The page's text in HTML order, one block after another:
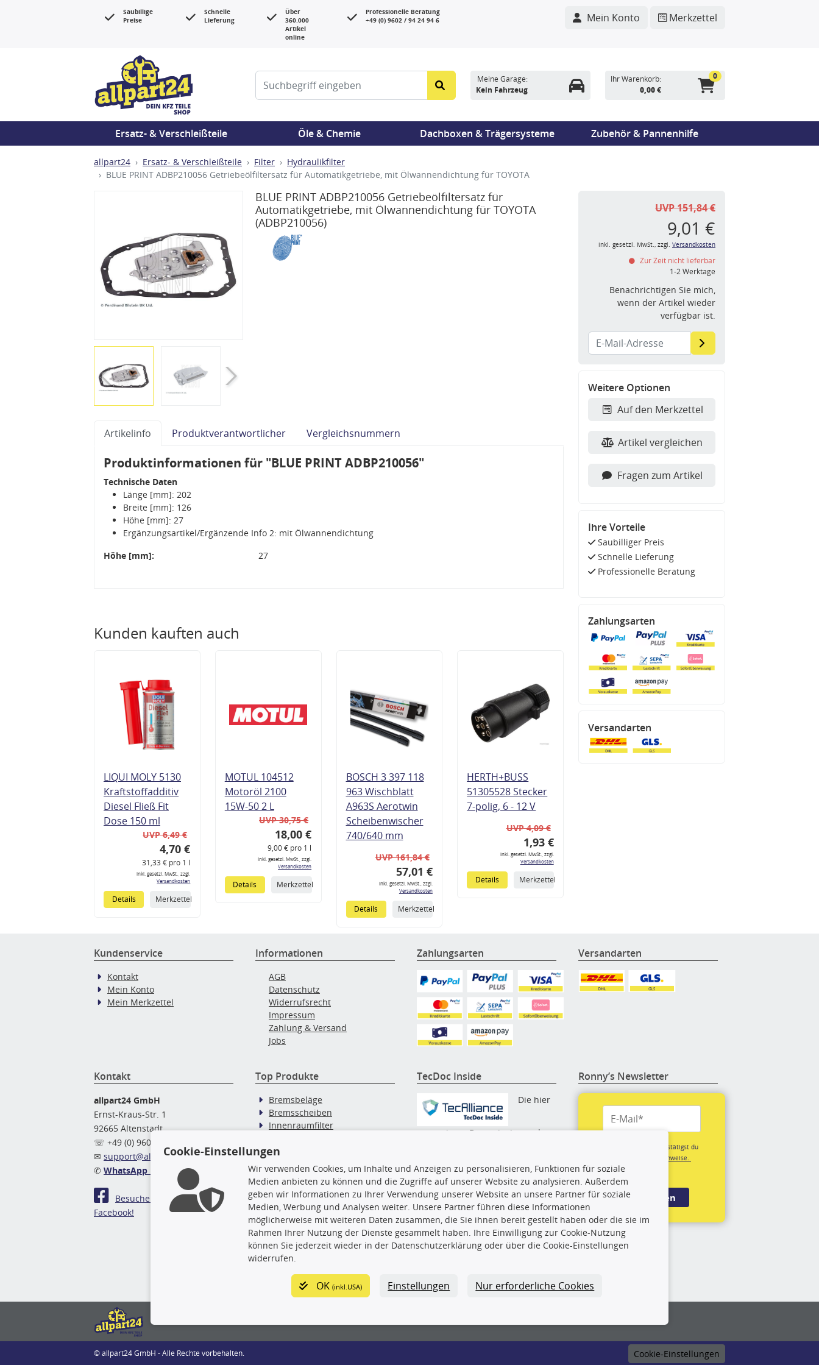
Saubillige
Preise
Schnelle
Lieferung
Über
360.000
Artikel
online
Professionelle Beratung
+49 (0) 9602 / 94 24 94 6
Mein Konto Merkzettel
Meine Garage:
Kein Fahrzeug
Ihr Warenkorb:
0,00 €
0
Ersatz- & Verschleißteile Öle & Chemie Dachboxen & Trägersysteme Zubehör & Pannenhilfe
allpart24 Ersatz- & Verschleißteile Filter
Hydraulikfilter
BLUE PRINT ADBP210056 Getriebeölfiltersatz für Automatikgetriebe, mit Ölwannendichtung für TOYOTA
BLUE PRINT ADBP210056 Getriebeölfiltersatz für
Automatikgetriebe, mit Ölwannendichtung für TOYOTA
(ADBP210056)
Artikelinfo Produktverantwortlicher Vergleichsnummern
Produktinformationen für "BLUE PRINT ADBP210056"
Technische Daten
Länge [mm]: 202
Breite [mm]: 126
Höhe [mm]: 27
Ergänzungsartikel/Ergänzende Info 2: mit Ölwannendichtung
Höhe [mm]:
27
Kunden kauften auch
LIQUI MOLY 5130
Kraftstoffadditiv
Diesel Fließ Fit
Dose 150 ml
UVP 6,49 €
4,70 €
31,33 € pro 1 l
inkl. gesetzl. MwSt., zzgl.
Versandkosten
Details Merkzettel
MOTUL 104512
Motoröl 2100
15W-50 2 L
UVP 30,75 €
18,00 €
9,00 € pro 1 l
inkl. gesetzl. MwSt., zzgl.
Versandkosten
Details Merkzettel
BOSCH 3 397 118
963 Wischblatt
A963S Aerotwin
Scheibenwischer
740/640 mm
UVP 161,84 €
57,01 €
inkl. gesetzl. MwSt., zzgl.
Versandkosten
Details Merkzettel
HERTH+BUSS
51305528 Stecker
7-polig, 6 - 12 V
UVP 4,09 €
1,93 €
inkl. gesetzl. MwSt., zzgl.
Versandkosten
Details Merkzettel
UVP 151,84 €
9,01 €
inkl. gesetzl. MwSt., zzgl. Versandkosten
Zur Zeit nicht lieferbar
1-2 Werktage
Benachrichtigen Sie mich,
wenn der Artikel wieder
verfügbar ist.
Weitere Optionen
Auf den Merkzettel
Artikel vergleichen
Fragen zum Artikel
Ihre Vorteile
Saubilliger Preis
Schnelle Lieferung
Professionelle Beratung
Zahlungsarten
Versandarten
Kundenservice
Kontakt
Mein Konto
Mein Merkzettel
Informationen
AGB
Datenschutz
Widerrufsrecht
Impressum
Zahlung & Versand
Jobs
Zahlungsarten Versandarten
Kontakt
allpart24 GmbH
Ernst-Kraus-Str. 1
92665 Altenstadt
☏ +49 (0) 9602 / 9 42 49 46
✉ support@allpart24.de
✆ WhatsApp Nachricht
Besuchen Sie uns auf
Facebook!
Top Produkte
Bremsbeläge
Bremsscheiben
Innenraumfilter
Wischerblätter
Zündkerzen
TecDoc Inside
Die hier
angezeigten Daten, insbesondere
unterlassen, die Daten oder die
gesamte Datenbank ohne vorherige
Zustimmung TecDocs zu
vervielfältigen, zu verbreiten
und/oder diese Handlungen durch
Dritte ausführen zu lassen. Ein
Zuwiderhandeln stellt eine
Ronny’s Newsletter
Mit der Anmeldung bestätigst du
Datenschutzhinweise.
(*Pflichtfeld)
Anmelden
© allpart24 GmbH - Alle Rechte vorbehalten. Cookie-Einstellungen
Cookie-Einstellungen
Wir verwenden Cookies, um Inhalte und Anzeigen zu personalisieren, Funktionen für soziale
Medien anbieten zu können und die Zugriffe auf unserer Website zu analysieren. Außerdem
geben wir Informationen zu Ihrer Verwendung unserer Website an unsere Partner für soziale
Medien, Werbung und Analysen weiter. Unsere Partner führen diese Informationen
möglicherweise mit weiteren Daten zusammen, die Sie ihnen bereit gestellt haben oder die sie im
Rahmen Ihrer Nutzung der Dienste gesammelt haben. Ihre Einwilligung zur Cookie-Nutzung
können Sie jederzeit wieder in der Datenschutzerklärung oder über die Cookie-Einstellungen
widerrufen.
OK(inkl.USA) Einstellungen Nur erforderliche Cookies